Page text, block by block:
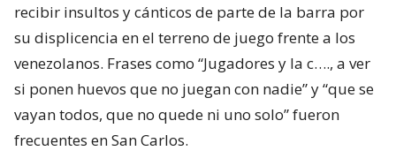
recibir insultos y cánticos de parte de la barra por
su displicencia en el terreno de juego frente a los
venezolanos. Frases como “Jugadores y la c…., a ver
si ponen huevos que no juegan con nadie” y “que se
vayan todos, que no quede ni uno solo” fueron
frecuentes en San Carlos.